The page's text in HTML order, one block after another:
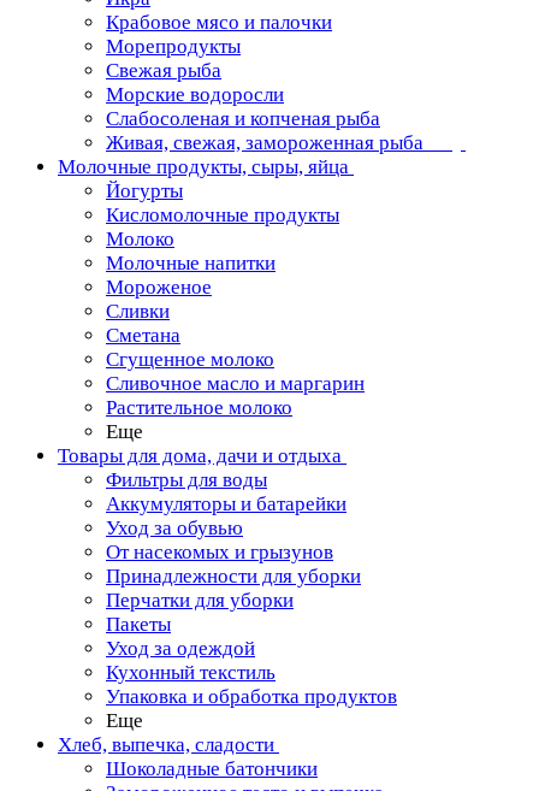
Крабовое мясо и палочки
Морепродукты
Свежая рыба
Морские водоросли
Слабосоленая и копченая рыба
Живая, свежая, замороженная рыба
Молочные продукты, сыры, яйца
Йогурты
Кисломолочные продукты
Молоко
Молочные напитки
Мороженое
Сливки
Сметана
Сгущенное молоко
Сливочное масло и маргарин
Растительное молоко
Еще
Товары для дома, дачи и отдыха
Фильтры для воды
Аккумуляторы и батарейки
Уход за обувью
От насекомых и грызунов
Принадлежности для уборки
Перчатки для уборки
Пакеты
Уход за одеждой
Кухонный текстиль
Упаковка и обработка продуктов
Еще
Хлеб, выпечка, сладости
Шоколадные батончики